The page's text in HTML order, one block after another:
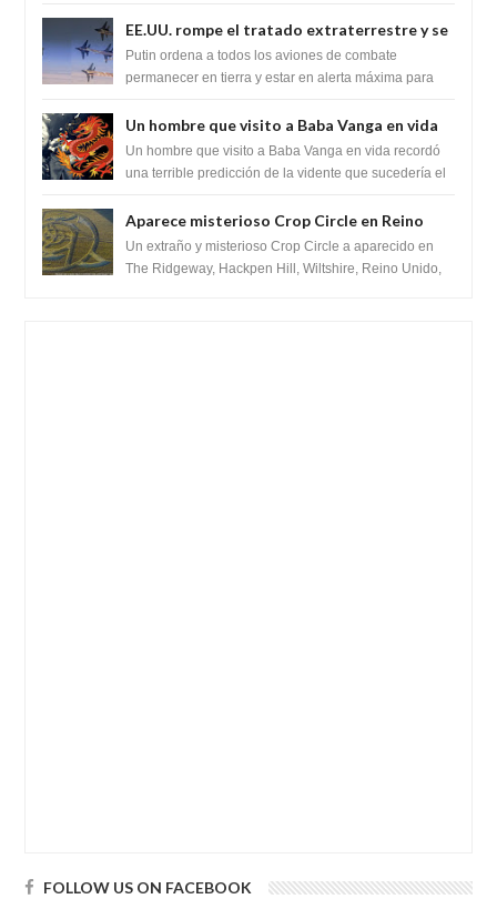
EE.UU. rompe el tratado extraterrestre y se
prepara para destruir el misterioso satélite
"Caballero Negro"
Putin ordena a todos los aviones de combate
permanecer en tierra y estar en alerta máxima para
Un hombre que visito a Baba Vanga en vida
recordó la terrible predicción de la vidente
para febrero de 2022.
Un hombre que visito a Baba Vanga en vida recordó
una terrible predicción de la vidente que sucedería el
Aparece misterioso Crop Circle en Reino
Unido 23 de junio 2016
Un extraño y misterioso Crop Circle a aparecido en
The Ridgeway, Hackpen Hill, Wiltshire, Reino Unido,
FOLLOW US ON FACEBOOK